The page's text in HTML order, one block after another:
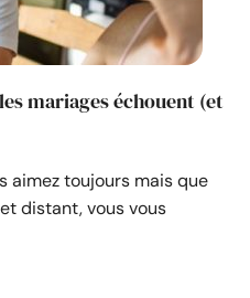
mariages échouent (et
aimez toujours mais que
distant, vous vous